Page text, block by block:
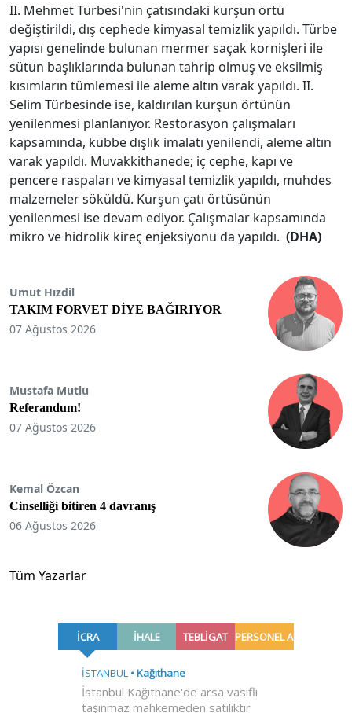
II. Mehmet Türbesi'nin çatısındaki kurşun örtü
değiştirildi, dış cephede kimyasal temizlik yapıldı. Türbe
yapısı genelinde bulunan mermer saçak kornişleri ile
sütun başlıklarında bulunan tahrip olmuş ve eksilmiş
kısımların tümlemesi ile aleme altın varak yapıldı. II.
Selim Türbesinde ise, kaldırılan kurşun örtünün
yenilenmesi planlanıyor. Restorasyon çalışmaları
kapsamında, kubbe dışlık imalatı yenilendi, aleme altın
varak yapıldı. Muvakkithanede; iç cephe, kapı ve
pencere raspaları ve kimyasal temizlik yapıldı, muhdes
malzemeler söküldü. Kurşun çatı örtüsünün
yenilenmesi ise devam ediyor. Çalışmalar kapsamında
mikro ve hidrolik kireç enjeksiyonu da yapıldı. (DHA)
Umut Hızdil
TAKIM FORVET DİYE BAĞIRIYOR
07 Ağustos 2026
Mustafa Mutlu
Referandum!
07 Ağustos 2026
Kemal Özcan
Cinselliği bitiren 4 davranış
06 Ağustos 2026
Tüm Yazarlar